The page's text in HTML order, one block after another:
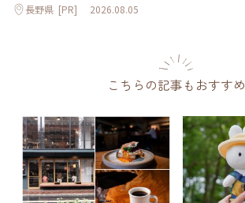
長野県 [PR] 2026.08.05
こちらの記事もおすすめ